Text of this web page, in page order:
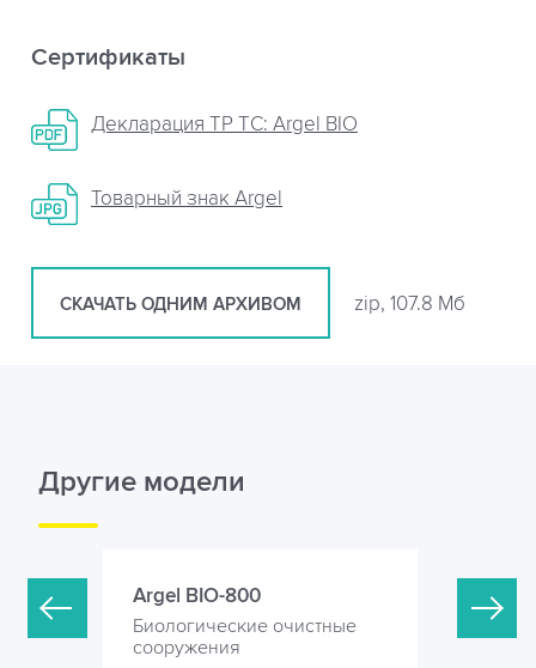
Сертификаты
Декларация ТР ТС: Argel BIO
Товарный знак Argel
СКАЧАТЬ ОДНИМ АРХИВОМ zip, 107.8 Мб
Другие модели
Argel BIO-800
Биологические очистные
сооружения
Argel